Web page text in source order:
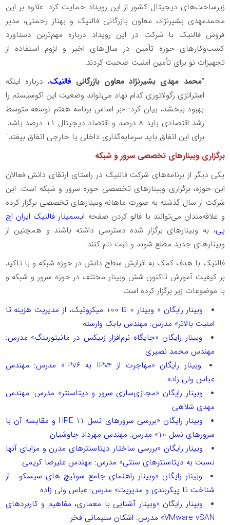
زیرساخت‌های دیجیتال کشور از این رویداد حمایت کرد. علاوه بر این
محمدمهدی بشیرنژاد، معاون بازرگانی فالنیک و بهناز رحمتی، مدیر
فروش فالنیک با شرکت در این رویداد درباره مهم‌ترین دستاورد
کسب‌وکارهای حوزه تأمین در سال‌های اخیر و لزوم استفاده از
تجهیزات نو برای تأمین امنیت صحبت کردند.
"محمد مهدی بشیرنژاد معاون بازرگانی فالنیک، درباره اینکه
استراتژی رگولاتوری کدام نهاد می‌تواند وضعیت این اکوسیستم را
بهبود ببخشد، بیان کرد: «بر اساس برنامه هفتم توسعه متوسط
رشد اقتصادی باید ۸ درصد و اقتصاد دیجیتال ۱۱ درصد باشد.
برای این اتفاق باید سرمایه‌گذاری داخلی یا خارجی اتفاق بیفتد"
برگزاری وبینارهای تخصصی سرور و شبکه
یکی دیگر از برنامه‌های شرکت فالنیک در راستای ارتقای دانش فعالان
این حوزه، برگزاری وبینارهای تخصصی حوزه سرور و شبکه است. این
شرکت از سال گذشته به صورت ماهانه وبینارهای تخصصی برگزار کرده
و علاقه‌مندان می‌توانند با فالو کردن صفحه ایسمینار فالنیک ایران اچ
پی، به وبینارهای برگزار شده دسترسی داشته باشند و همچنین از
وبینارهای جدید مطلع شوند و ثبت نام کنند.
فالنیک با هدف کمک به افزایش سطح دانش در حوزه شبکه و با تاکید
بر کیفیت آموزش تاکنون شش وبینار مختلف در حوزه سرور و شبکه و
با موضوعات زیر برگزار کرده است:
وبینار رایگان « وبینار 0 تا 100 میکروتیک، از مدیریت هزینه تا
امنیت بالاتر» مدرس: مهندس بابک وارسته
وبینار رایگان «جایگاه نرم‌افزار زبیکس در مانیتورینگ» مدرس:
مهندس محمد نصیری
وبینار رایگان «مهاجرت از IPv4 به IPv6» مدرس: مهندس
عباس ولی زاده
وبینار رایگان «مجازی‌سازی سرور و دیتاسنتر» مدرس: مهندس
مهدی شلاهی
وبینار رایگان «بررسی سرورهای نسل 11
HPE و مقایسه آن با
سرورهای نسل 10» مدرس: مهندس مهرداد چاوشیان
وبینار رایگان «بررسی ساختار دیتاسنترهای مدرن و مزایای آنها
نسبت به دیتاسنترهای سنتی» مدرس: مهندس علیرضا کریمی
وبینار رایگان «وبینار راهنمای جامع سوئیچ های سیسکو - از
شناخت تا پیکربندی و مدیریت» مدرس: عباس ولی زاده
وبینار رایگان «وبینار آشنایی با معماری، مفاهیم و کاربردهای
VMware vSAN» مدرس: اشکان سلیمانی فخر